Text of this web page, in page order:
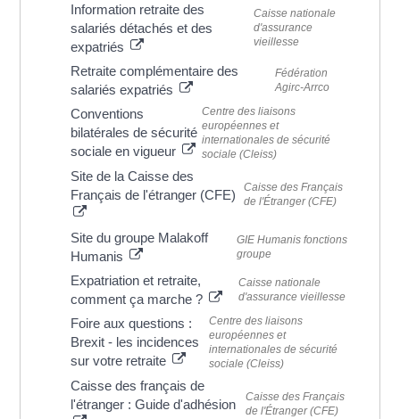
Information retraite des
salariés détachés et des
expatriés
Caisse nationale
d'assurance
vieillesse
Retraite complémentaire des
salariés expatriés
Fédération
Agirc-Arrco
Conventions
bilatérales de sécurité
sociale en vigueur
Centre des liaisons
européennes et
internationales de sécurité
sociale (Cleiss)
Site de la Caisse des
Français de l'étranger (CFE)
Caisse des Français
de l'Étranger (CFE)
Site du groupe Malakoff
Humanis
GIE Humanis fonctions
groupe
Expatriation et retraite,
comment ça marche ?
Caisse nationale
d'assurance vieillesse
Foire aux questions :
Brexit - les incidences
sur votre retraite
Centre des liaisons
européennes et
internationales de sécurité
sociale (Cleiss)
Caisse des français de
l'étranger : Guide d'adhésion
Caisse des Français
de l'Étranger (CFE)